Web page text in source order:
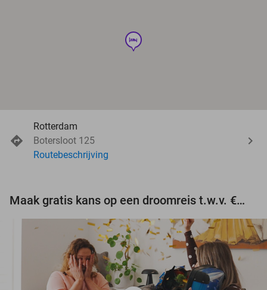
hotel
Rotterdam
Botersloot 125
Routebeschrijving
Maak gratis kans op een droomreis t.w.v. €3.000!